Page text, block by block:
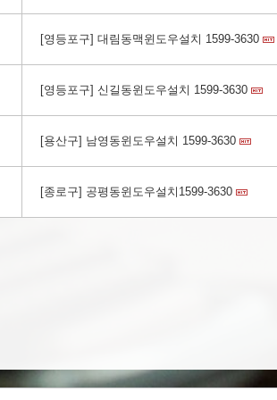
[영등포구] 대림동맥윈도우설치 1599-3630
[영등포구] 신길동윈도우설치 1599-3630
[용산구] 남영동윈도우설치 1599-3630
[종로구] 공평동윈도우설치1599-3630